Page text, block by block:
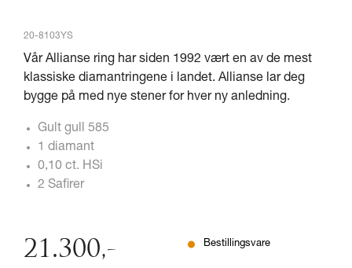
20-8103YS
Vår Allianse ring har siden 1992 vært en av de mest
klassiske diamantringene i landet. Allianse lar deg
bygge på med nye stener for hver ny anledning.
Gult gull 585
1 diamant
0,10 ct. HSi
2 Safirer
21.300,- Bestillingsvare